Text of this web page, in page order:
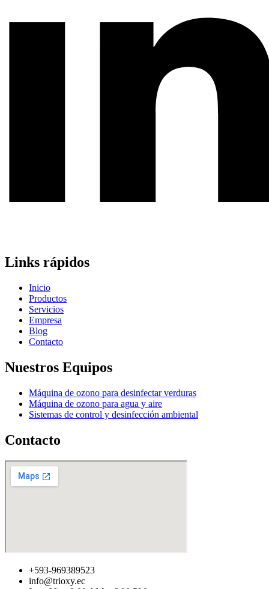
Links rápidos
Inicio
Productos
Servicios
Empresa
Blog
Contacto
Nuestros Equipos
Máquina de ozono para desinfectar verduras
Máquina de ozono para agua y aire
Sistemas de control y desinfección ambiental
Contacto
+593-969389523
info@trioxy.ec